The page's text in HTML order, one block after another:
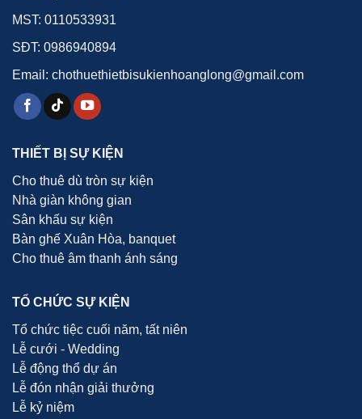
MST: 0110533931
SĐT: 0986940894
Email: chothuethietbisukienhoanglong@gmail.com
THIẾT BỊ SỰ KIỆN
Cho thuê dù tròn sự kiện
Nhà giàn không gian
Sân khấu sự kiện
Bàn ghế Xuân Hòa, banquet
Cho thuê âm thanh ánh sáng
TỔ CHỨC SỰ KIỆN
Tổ chức tiệc cuối năm, tất niên
Lễ cưới - Wedding
Lễ động thổ dự án
Lễ đón nhận giải thưởng
Lễ kỷ niệm